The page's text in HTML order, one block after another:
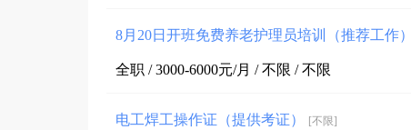
8月20日开班免费养老护理员培训（推荐工作）
全职 / 3000-6000元/月 / 不限 / 不限
电工焊工操作证（提供考证） [不限]